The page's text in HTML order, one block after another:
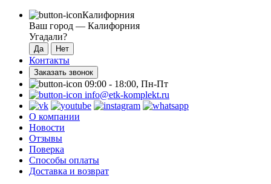
Калифорния
Ваш город — Калифорния
Угадали?
Контакты
Заказать звонок
09:00 - 18:00, Пн-Пт
info@etk-komplekt.ru
О компании
Новости
Отзывы
Поверка
Способы оплаты
Доставка и возврат